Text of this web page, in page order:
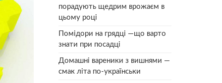
порадують щедрим врожаєм в
цьому році
Помідори на грядці —що варто
знати при посадці
Домашні вареники з вишнями —
смак літа по-українськи